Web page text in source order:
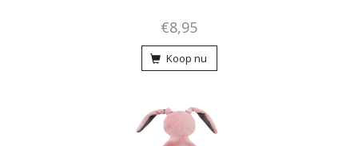
€8,95
Koop nu